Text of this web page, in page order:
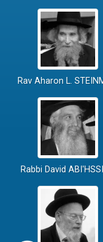
Rav Aharon L.
Rabbi David